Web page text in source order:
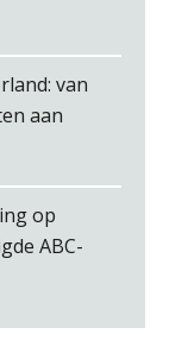
van
aan
op
ABC-